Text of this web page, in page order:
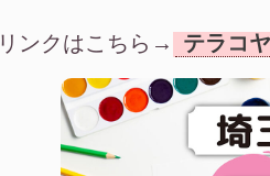
リンクはこちら→ テラコ